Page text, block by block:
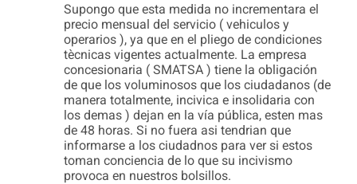
Supongo que esta medida no incrementara el
precio mensual del servicio ( vehiculos y
operarios ), ya que en el pliego de condiciones
tècnicas vigentes actualmente. La empresa
concesionaria ( SMATSA ) tiene la obligación
de que los voluminosos que los ciudadanos (de
manera totalmente, incivica e insolidaria con
los demas ) dejan en la vía pública, esten mas
de 48 horas. Si no fuera asi tendrian que
informarse a los ciudadnos para ver si estos
toman conciencia de lo que su incivismo
provoca en nuestros bolsillos.